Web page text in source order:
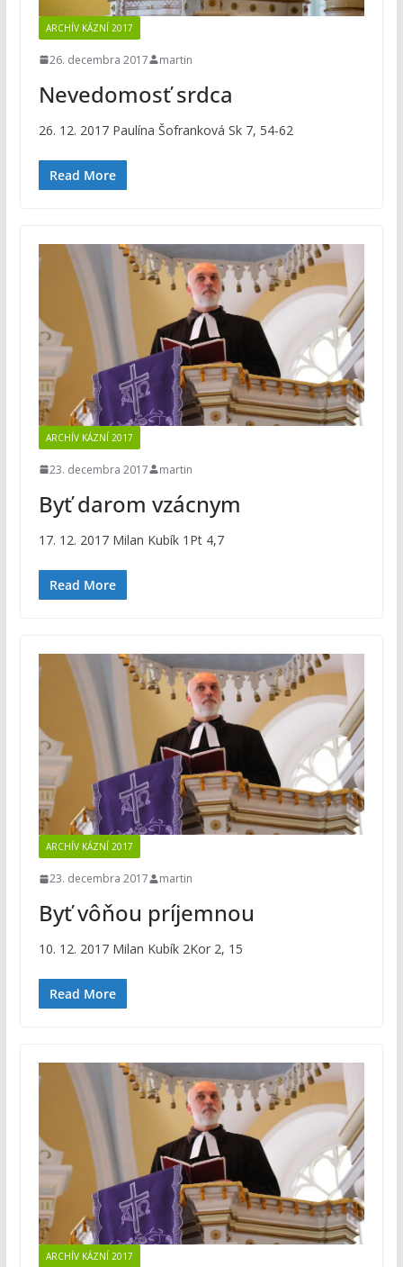
ARCHÍV KÁZNÍ 2017
26. decembra 2017 martin
Nevedomosť srdca
26. 12. 2017 Paulína Šofranková Sk 7, 54-62
Read More
ARCHÍV KÁZNÍ 2017
23. decembra 2017 martin
Byť darom vzácnym
17. 12. 2017 Milan Kubík 1Pt 4,7
Read More
ARCHÍV KÁZNÍ 2017
23. decembra 2017 martin
Byť vôňou príjemnou
10. 12. 2017 Milan Kubík 2Kor 2, 15
Read More
ARCHÍV KÁZNÍ 2017